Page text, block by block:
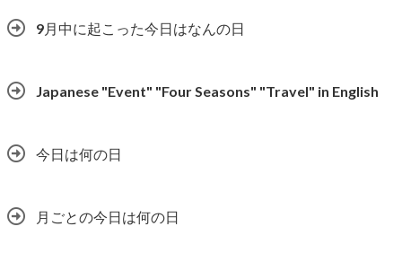
9月中に起こった今日はなんの日
Japanese "Event" "Four Seasons" "Travel" in English
今日は何の日
月ごとの今日は何の日